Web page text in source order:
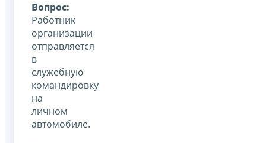
Вопрос:
Работник
организации
отправляется
в
служебную
командировку
на
личном
автомобиле.